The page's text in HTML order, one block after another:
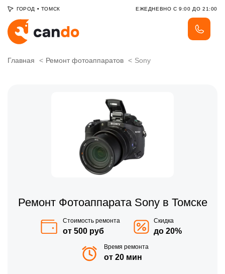
ГОРОД • ТОМСК ЕЖЕДНЕВНО С 9:00 ДО 21:00
Главная Ремонт фотоаппаратов Sony
Ремонт Фотоаппарата Sony в Томске
Стоимость ремонта
от 500 руб
Скидка
до 20%
Время ремонта
от 20 мин